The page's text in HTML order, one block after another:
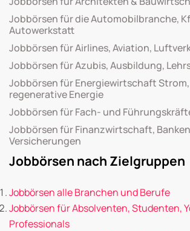
Jobbörsen für die Automobilbranche,
Autowerkstatt
Jobbörsen für Airlines, Aviation,
Jobbörsen für Azubis, Ausbildung,
Jobbörsen für Energiewirtschaft Strom,
regenerative Energie
Jobbörsen für Fach- und
Jobbörsen für Finanzwirtschaft,
Versicherungen
Jobbörsen nach Zielgruppen
Jobbörsen alle Branchen und Berufe
Jobbörsen für Absolventen, Studenten,
Professionals